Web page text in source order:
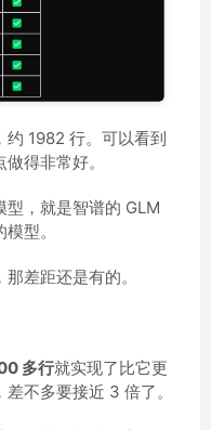
1982 行。可以看到
得非常好。
型，就是智谱的 GLM
型。
差距还是有的。
多行就实现了比它更
差不多要接近 3 倍了。